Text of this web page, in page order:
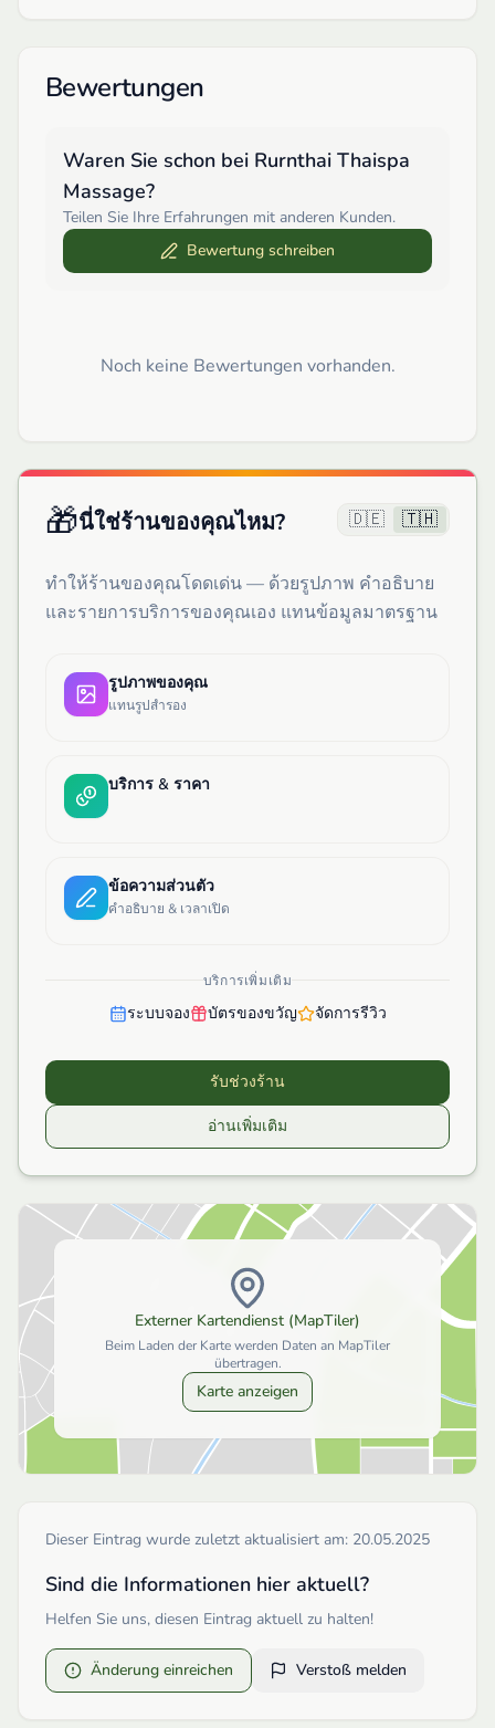
Bewertungen
Waren Sie schon bei Rurnthai Thaispa
Massage?
Teilen Sie Ihre Erfahrungen mit anderen Kunden.
Bewertung schreiben
Noch keine Bewertungen vorhanden.
🎁นี่ใช่ร้านของคุณไหม? 🇩🇪 🇹🇭
ทำให้ร้านของคุณโดดเด่น — ด้วยรูปภาพ คำอธิบาย
และรายการบริการของคุณเอง แทนข้อมูลมาตรฐาน
รูปภาพของคุณ
แทนรูปสำรอง
บริการ & ราคา
ข้อความส่วนตัว
คำอธิบาย & เวลาเปิด
บริการเพิ่มเติม
ระบบจอง บัตรของขวัญ จัดการรีวิว
รับช่วงร้าน
อ่านเพิ่มเติม
Externer Kartendienst (MapTiler)
Beim Laden der Karte werden Daten an MapTiler
übertragen.
Karte anzeigen
Dieser Eintrag wurde zuletzt aktualisiert am: 20.05.2025
Sind die Informationen hier aktuell?
Helfen Sie uns, diesen Eintrag aktuell zu halten!
Änderung einreichen Verstoß melden